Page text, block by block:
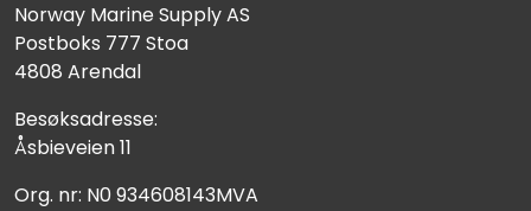
Norway Marine Supply AS
Postboks 777 Stoa
4808 Arendal
Besøksadresse:
Åsbieveien 11
Org. nr: N0 934608143MVA